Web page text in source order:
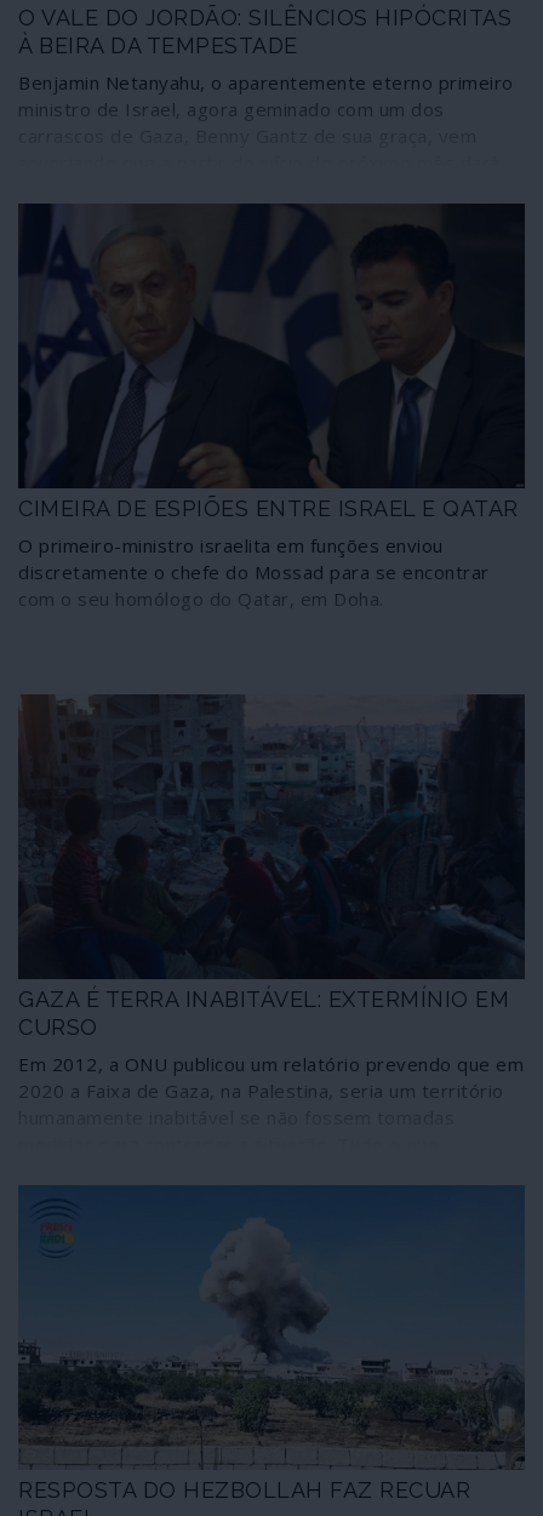
O VALE DO JORDÃO: SILÊNCIOS HIPÓCRITAS
À BEIRA DA TEMPESTADE
Benjamin Netanyahu, o aparentemente eterno primeiro
ministro de Israel, agora geminado com um dos
que considera necessários para anexar o Vale do
Jordão, no território palestiniano da Cisjordânia. Além
disso, tenciona integrar no Estado de Israel os
colonatos construídos ilegalmente no mesmo território
durante os últimos 60 anos. Estes movimentos
representam, de facto, a extinção da chamada “solução
de dois Estados” na Palestina histórica, estabelecida em
1948 pelas Nações Unidas e reactivada durante os
passados anos noventa. Os criminosos não escondem o
crime, os avisos estão feitos: ninguém poderá dizer que
será apanhado de surpresa.
CIMEIRA DE ESPIÕES ENTRE ISRAEL E QATAR
O primeiro-ministro israelita em funções enviou
discretamente o chefe do Mossad para se encontrar
com o seu homólogo do Qatar, em Doha.
GAZA É TERRA INABITÁVEL: EXTERMÍNIO EM
CURSO
Em 2012, a ONU publicou um relatório prevendo que em
2020 a Faixa de Gaza, na Palestina, seria um território
cometidos regularmente por Israel. Chegou o ano de
2020: Gaza é, portanto, um território inabitável. E,
contudo, quase dois milhões de pessoas tentam
sobreviver nessa terra transformada num imenso
campo de concentração. O mundo assiste, indiferente, a
um lento e deliberado extermínio em massa.
RESPOSTA DO HEZBOLLAH FAZ RECUAR